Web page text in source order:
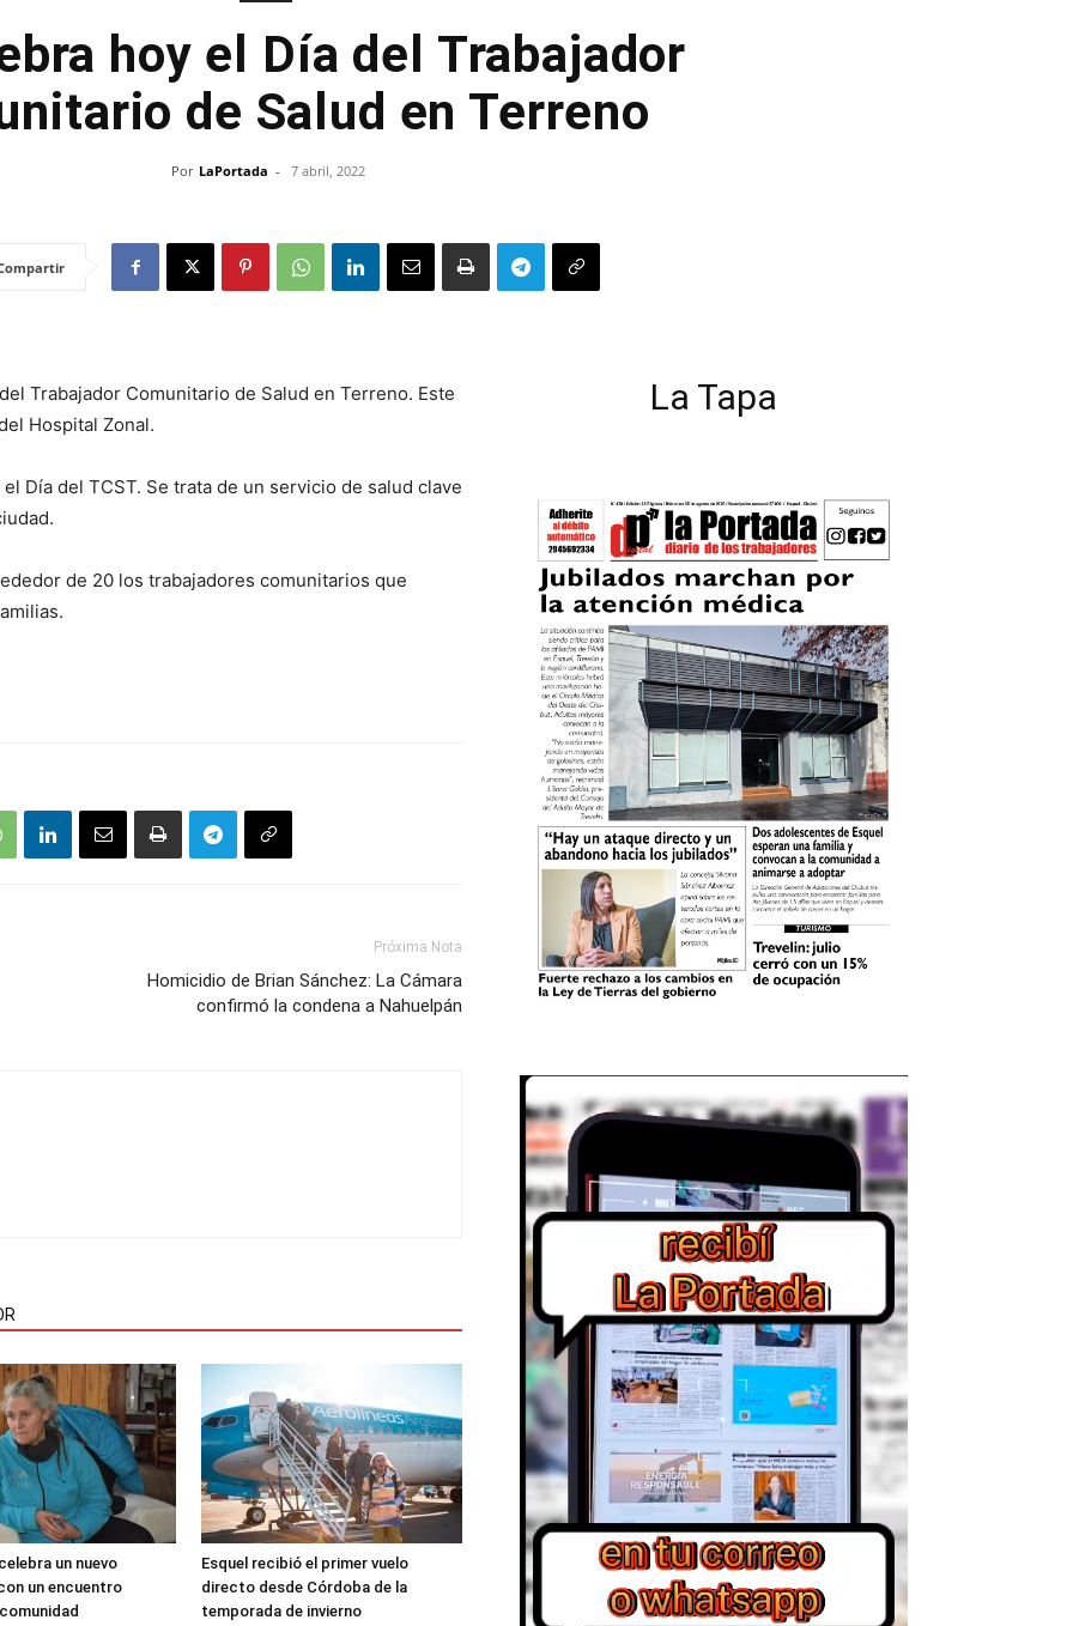
hoy el Día del Trabajador
de Salud en Terreno
Por LaPortada - 7 abril, 2022
Trabajador Comunitario de Salud en Terreno. Este
Hospital Zonal.
Día del TCST. Se trata de un servicio de salud clave
de 20 los trabajadores comunitarios que
Próxima Nota
Homicidio de Brian Sánchez: La Cámara
confirmó la condena a Nahuelpán
un nuevo
un encuentro
Esquel recibió el primer vuelo
directo desde Córdoba de la
temporada de invierno
La Tapa